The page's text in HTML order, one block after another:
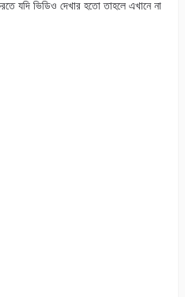
যদি ভিডিও দেখার হতো তাহলে এখানে না